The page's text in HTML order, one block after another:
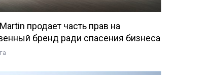
продает часть прав на
бренд ради спасения бизнеса